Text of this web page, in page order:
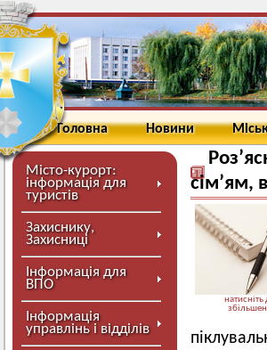
Головна Новини
Місто-курорт:
інформація для
туристів
Захиснику,
Захисниці
Інформація для
ВПО
Інформація
управлінь і відділів
сім’ям,
натисніть